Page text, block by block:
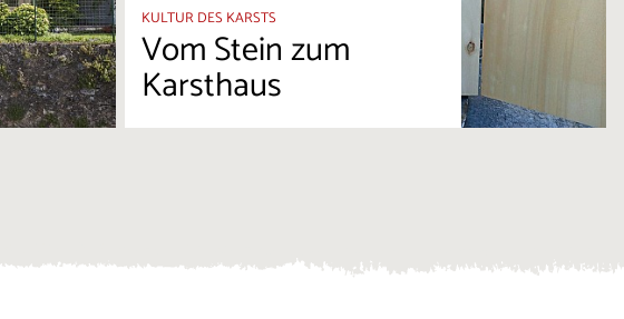
KULTUR DES KARSTS
Vom Stein zum
Karsthaus